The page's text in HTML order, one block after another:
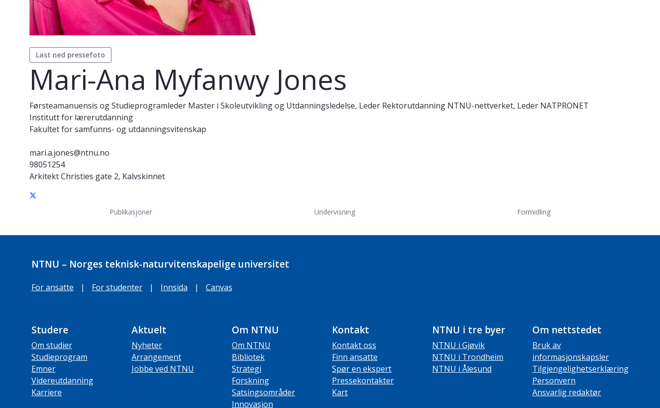
Last ned pressefoto
Mari-Ana Myfanwy Jones
Førsteamanuensis og Studieprogramleder Master i Skoleutvikling og Utdanningsledelse, Leder Rektorutdanning NTNU-nettverket, Leder NATPRONET
Institutt for lærerutdanning
Fakultet for samfunns- og utdanningsvitenskap
mari.a.jones@ntnu.no
98051254
Arkitekt Christies gate 2, Kalvskinnet
Publikasjoner Undervisning Formidling
NTNU – Norges teknisk-naturvitenskapelige universitet
For ansatte | For studenter | Innsida | Canvas
Studere
Om studier
Studieprogram
Emner
Videreutdanning
Karriere
Aktuelt
Nyheter
Arrangement
Jobbe ved NTNU
Om NTNU
Om NTNU
Bibliotek
Strategi
Forskning
Satsingsområder
Innovasjon
Kontakt
Kontakt oss
Finn ansatte
Spør en ekspert
Pressekontakter
Kart
NTNU i tre byer
NTNU i Gjøvik
NTNU i Trondheim
NTNU i Ålesund
Om nettstedet
Bruk av
informasjonskapsler
Tilgjengelighetserklæring
Personvern
Ansvarlig redaktør